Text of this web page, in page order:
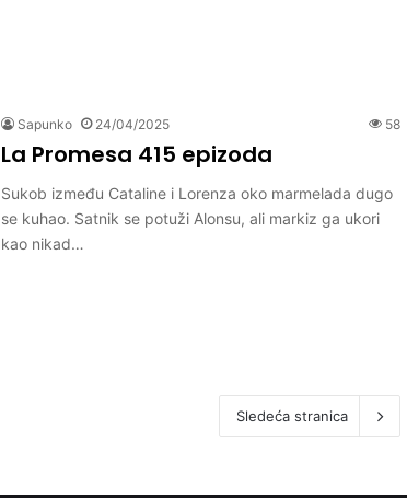
Sapunko 24/04/2025 58
La Promesa 415 epizoda
Sukob između Cataline i Lorenza oko marmelada dugo
se kuhao. Satnik se potuži Alonsu, ali markiz ga ukori
kao nikad…
Sledeća stranica